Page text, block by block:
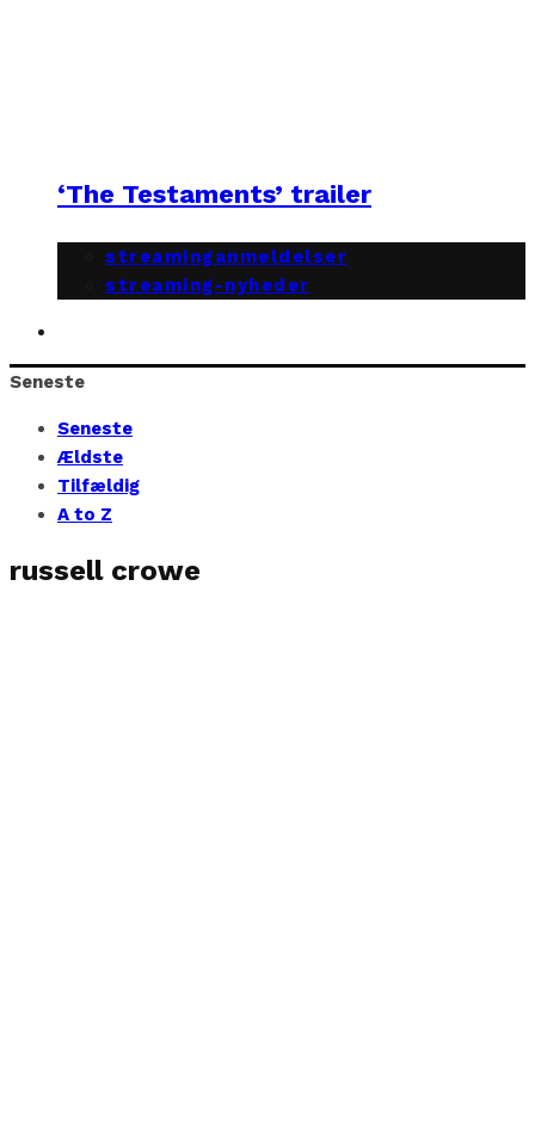
‘The Testaments’ trailer
streaminganmeldelser
streaming-nyheder
Seneste
Seneste
Ældste
Tilfældig
A to Z
russell crowe